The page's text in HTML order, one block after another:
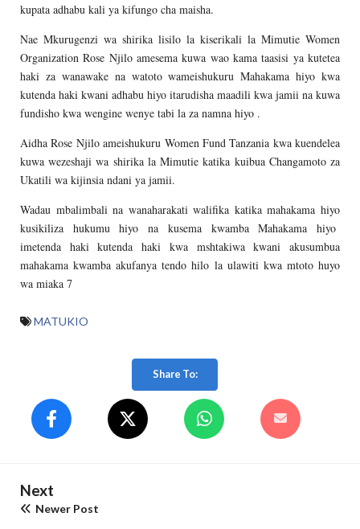
kupata adhabu kali ya kifungo cha maisha.
Nae Mkurugenzi wa shirika lisilo la kiserikali la Mimutie Women
Organization Rose Njilo amesema kuwa wao kama taasisi ya kutetea
haki za wanawake na watoto wameishukuru Mahakama hiyo kwa
kutenda haki kwani adhabu hiyo itarudisha maadili kwa jamii na kuwa
fundisho kwa wengine wenye tabi la za namna hiyo .
Aidha Rose Njilo ameishukuru Women Fund Tanzania kwa kuendelea
kuwa wezeshaji wa shirika la Mimutie katika kuibua Changamoto za
Ukatili wa kijinsia ndani ya jamii.
Wadau mbalimbali na wanaharakati walifika katika mahakama hiyo
kusikiliza hukumu hiyo na kusema kwamba Mahakama hiyo
imetenda haki kutenda haki kwa mshtakiwa kwani akusumbua
mahakama kwamba akufanya tendo hilo la ulawiti kwa mtoto huyo
wa miaka 7
MATUKIO
Share To:
Next
Newer Post